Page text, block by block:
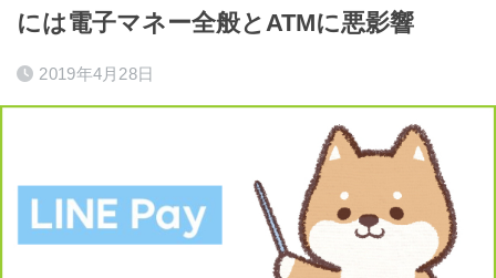
には電子マネー全般とATMに悪影響
2019年4月28日